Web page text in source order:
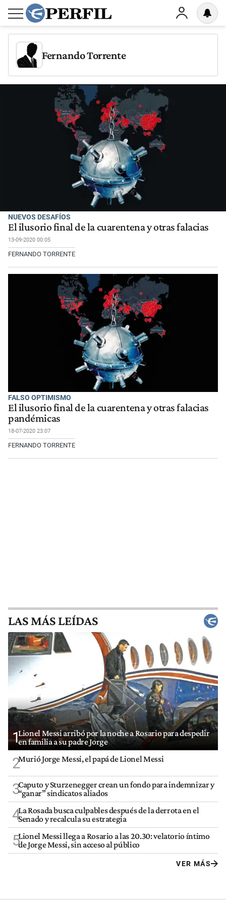
Fernando Torrente
NUEVOS DESAFÍOS
El ilusorio final de la cuarentena y otras falacias
13-09-2020 00:05
FERNANDO TORRENTE
FALSO OPTIMISMO
El ilusorio final de la cuarentena y otras falacias
pandémicas
18-07-2020 23:07
FERNANDO TORRENTE
LAS MÁS LEÍDAS
1Lionel Messi arribó por la noche a Rosario para despedir
en familia a su padre Jorge
2Murió Jorge Messi, el papá de Lionel Messi
3Caputo y Sturzenegger crean un fondo para indemnizar y
“ganar” sindicatos aliados
4La Rosada busca culpables después de la derrota en el
Senado y recalcula su estrategia
5Lionel Messi llega a Rosario a las 20.30: velatorio íntimo
de Jorge Messi, sin acceso al público
VER MÁS